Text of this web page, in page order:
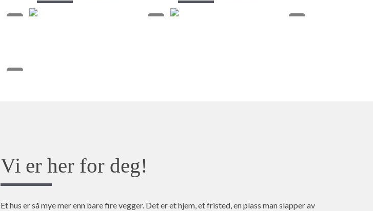
Vi er her for deg!
Et hus er så mye mer enn bare fire vegger. Det er et hjem, et fristed, en plass man slapper av